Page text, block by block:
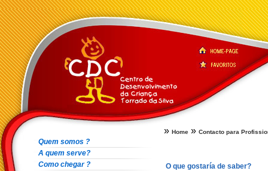
Quem somos ?
A quem serve?
Como chegar ?
» Home » Contacto para
O que gostaría de saber?